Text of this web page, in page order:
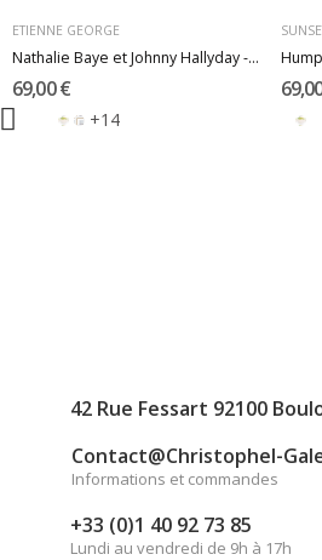
ETIENNE GEORGE
Nathalie Baye et Johnny Hallyday - Le neveu de...
69,00 €
+14
42 Rue Fessart 92100
Contact@christophel-
Informations et commandes
+33 (0)1 40 92 73 85
Lundi au vendredi de 9h à 17h